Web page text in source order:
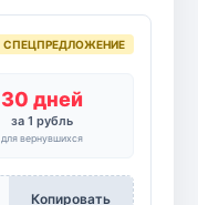
СПЕЦПРЕДЛОЖЕНИЕ
30 дней
за 1 рубль
для вернувшихся
Копировать